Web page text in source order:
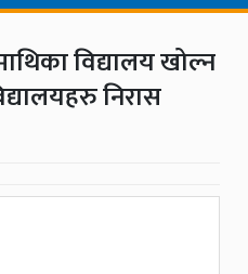
विद्यालय खोल्न
निरास